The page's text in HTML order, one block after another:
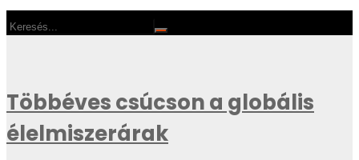
Többéves csúcson a globális
élelmiszerárak